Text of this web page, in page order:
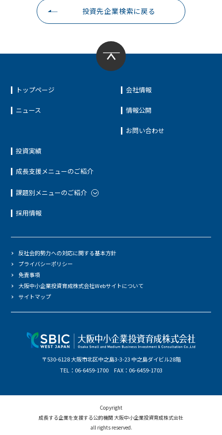
投資先企業検索に戻る
トップページ
ニュース
投資実績
成長支援メニューのご紹介
課題別メニューのご紹介
採用情報
会社情報
情報公開
お問い合わせ
〒530-6128 大阪市北区中之島3-3-23 中之島ダイビル28階
TEL：06-6459-1700 FAX：06-6459-1703
反社会的勢力への対応に関する基本方針
プライバシーポリシー
免責事項
大阪中小企業投資育成株式会社Webサイトについて
サイトマップ
Copyright
成長する企業を支援する公的機関 大阪中小企業投資育成株式会社
all rights reserved.